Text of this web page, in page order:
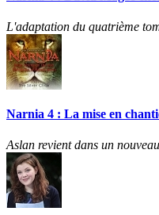
L'adaptation du quatrième
Narnia 4 : La mise en
Aslan revient dans un